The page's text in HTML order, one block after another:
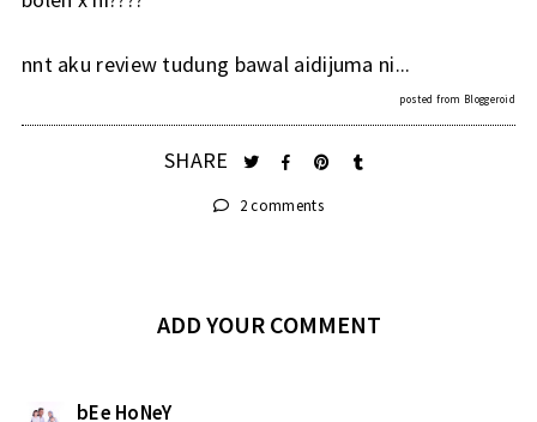
nnt aku review tudung bawal aidijuma ni...
posted from Bloggeroid
SHARE
2 comments
ADD YOUR COMMENT
bEe HoNeY